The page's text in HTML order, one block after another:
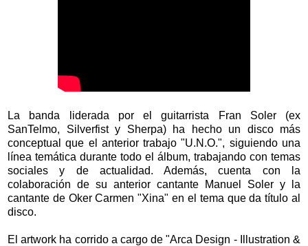
La banda liderada por el guitarrista Fran Soler (ex
SanTelmo, Silverfist y Sherpa) ha hecho un disco más
conceptual que el anterior trabajo "U.N.O.", siguiendo una
línea temática durante todo el álbum, trabajando con temas
sociales y de actualidad. Además, cuenta con la
colaboración de su anterior cantante Manuel Soler y la
cantante de Oker Carmen "Xina" en el tema que da título al
disco.
El artwork ha corrido a cargo de "Arca Design - Illustration &